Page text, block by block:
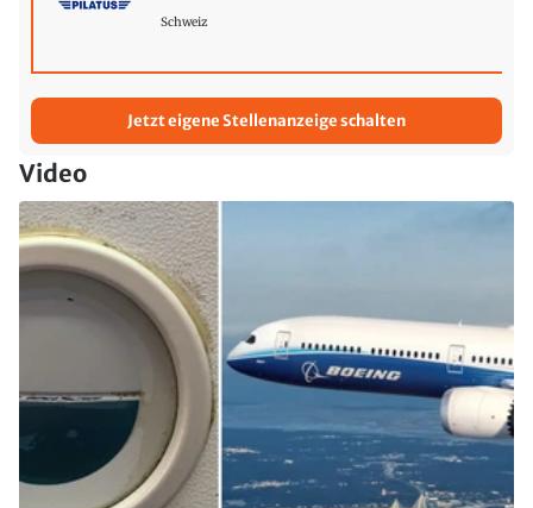
Schweiz
Jetzt eigene Stellenanzeige schalten
Video